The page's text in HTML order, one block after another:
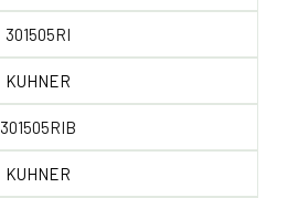
301505RI
KUHNER
301505RIB
KUHNER